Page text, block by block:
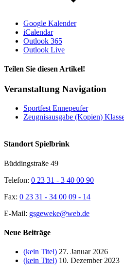
Google Kalender
iCalendar
Outlook 365
Outlook Live
Teilen Sie diesen Artikel!
Facebook
X
Reddit
LinkedIn
WhatsApp
Tumblr
Pinterest
Vk
Xing
E-
Veranstaltung Navigation
Sportfest Ennepeufer
Zeugnisausgabe (Kopien)
Standort Spielbrink
Büddingstraße 49
Telefon: 0 23 31 - 3 40 00 90
Fax: 0 23 31 - 34 00 09 - 14
E-Mail: gsgeweke@web.de
Neue Beiträge
(kein Titel) 27. Januar 2026
(kein Titel) 10. Dezember 2023